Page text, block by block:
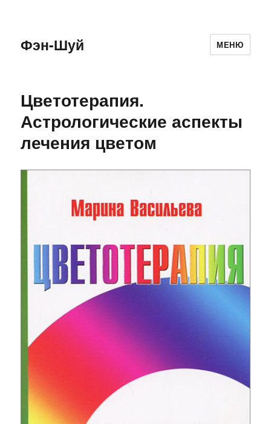
Фэн-Шуй МЕНЮ
Цветотерапия.
Астрологические аспекты
лечения цветом